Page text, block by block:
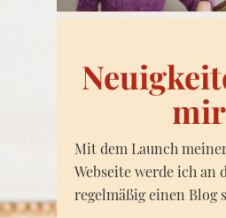
mir
Mit dem Launch
Webseite werde ich an
regelmäßig einen Blog